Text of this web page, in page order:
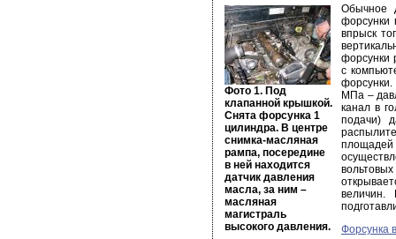
Фото 1. Под
клапанной крышкой.
Снята форсунка 1
цилиндра. В центре
снимка-масляная
рампа, посередине
в ней находится
датчик давления
масла, за ним –
масляная
магистраль
высокого давления.
Обычное
форсунки
впрыск
форсунки
с
МПа –
канал в
подачи)
площадей
величин.
Форсунка